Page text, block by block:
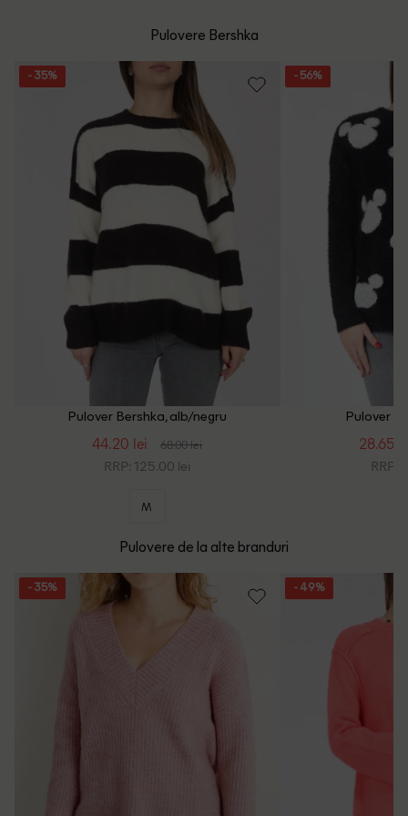
Whatsapp/Telefon: +40 (771) 404 643
contact@outletmag.ro
Intrebari frecvente
Pulovere Bershka
- 35%
Pulover Bershka, alb/negru
44.20 lei 68.00 lei
RRP: 125.00 lei
M
- 56%
Pulover
28.65
RRP:
Pulovere de la alte branduri
- 35% - 49%